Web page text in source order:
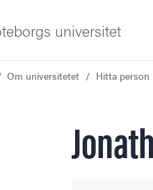
Studera
Forskning
universitet
Om universitetet Hitta person